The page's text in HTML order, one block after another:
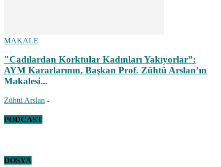
MAKALE
"Cadılardan Korktular Kadınları Yakıyorlar”:
AYM Kararlarının, Başkan Prof. Zühtü Arslan’ın
Makalesi...
Zühtü Arslan -
PODCAST
DOSYA